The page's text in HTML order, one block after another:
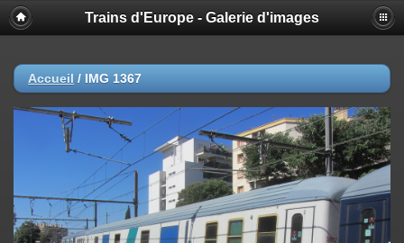
Trains d'Europe - Galerie d'images
Accueil / IMG 1367